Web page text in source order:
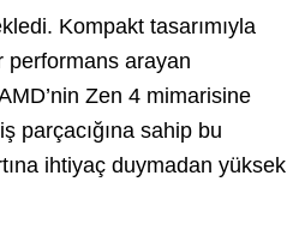
Kompakt tasarımıyla
performans arayan
Zen 4 mimarisine
parçacığına sahip bu
ihtiyaç duymadan yüksek